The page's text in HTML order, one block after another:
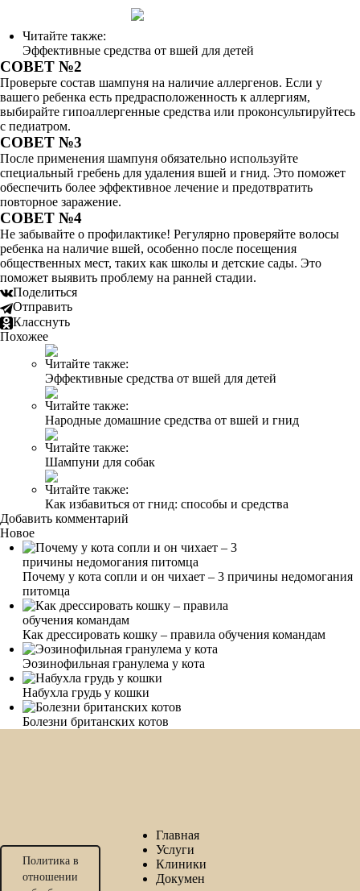
Читайте также:
Эффективные средства от вшей для детей
СОВЕТ №2
Проверьте состав шампуня на наличие аллергенов. Если у
вашего ребенка есть предрасположенность к аллергиям,
выбирайте гипоаллергенные средства или проконсультируйтесь
с педиатром.
СОВЕТ №3
После применения шампуня обязательно используйте
специальный гребень для удаления вшей и гнид. Это поможет
обеспечить более эффективное лечение и предотвратить
повторное заражение.
СОВЕТ №4
Не забывайте о профилактике! Регулярно проверяйте волосы
ребенка на наличие вшей, особенно после посещения
общественных мест, таких как школы и детские сады. Это
поможет выявить проблему на ранней стадии.
Поделиться
Отправить
Класснуть
Похожее
Читайте также:
Эффективные средства от вшей для детей
Читайте также:
Народные домашние средства от вшей и гнид
Читайте также:
Шампуни для собак
Читайте также:
Как избавиться от гнид: способы и средства
Добавить комментарий
Новое
Почему у кота сопли и он чихает – 3 причины недомогания
питомца
Как дрессировать кошку – правила обучения командам
Эозинофильная гранулема у кота
Набухла грудь у кошки
Болезни британских котов
Политика в
отношении
Главная
Услуги
Клиники
Докумен